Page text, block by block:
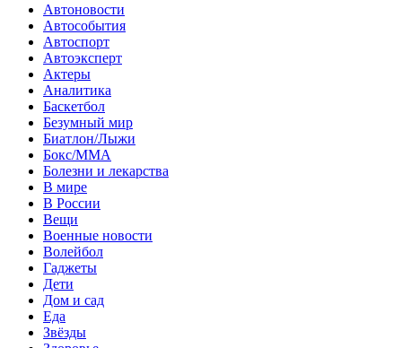
Автоновости
Автособытия
Автоспорт
Автоэксперт
Актеры
Аналитика
Баскетбол
Безумный мир
Биатлон/Лыжи
Бокс/MMA
Болезни и лекарства
В мире
В России
Вещи
Военные новости
Волейбол
Гаджеты
Дети
Дом и сад
Еда
Звёзды